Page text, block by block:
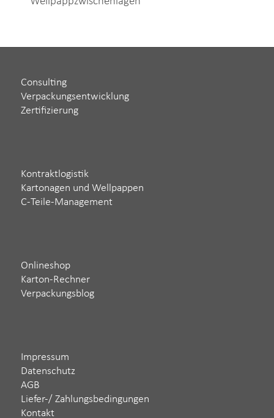
Consulting
Verpackungsentwicklung
Zertifizierung
Kontraktlogistik
Kartonagen und Wellpappen
C-Teile-Management
Onlineshop
Karton-Rechner
Verpackungsblog
Impressum
Datenschutz
AGB
Liefer-/ Zahlungsbedingungen
Kontakt